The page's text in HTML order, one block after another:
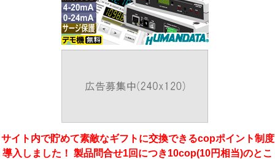
サイト内で貯めて素敵なギフトに交換できるcopポイント制度
導入しました！ 製品問合せ1回につき10cop(10円相当)のとこ